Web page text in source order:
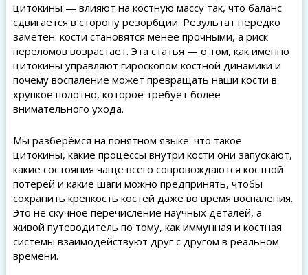
цитокины — влияют на костную массу так, что баланс
сдвигается в сторону резорбции. Результат нередко
заметен: кости становятся менее прочными, а риск
переломов возрастает. Эта статья — о том, как именно
цитокины управляют гироскопом костной динамики и
почему воспаление может превращать наши кости в
хрупкое полотно, которое требует более
внимательного ухода.
Мы разберёмся на понятном языке: что такое
цитокины, какие процессы внутри кости они запускают,
какие состояния чаще всего сопровождаются костной
потерей и какие шаги можно предпринять, чтобы
сохранить крепкость костей даже во время воспаления.
Это не скучное перечисление научных деталей, а
живой путеводитель по тому, как иммунная и костная
системы взаимодействуют друг с другом в реальном
времени.